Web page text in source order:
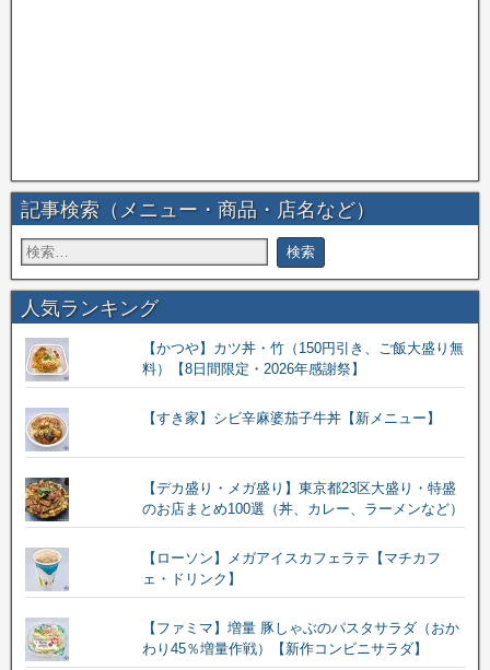
記事検索（メニュー・商品・店名など）
人気ランキング
【かつや】カツ丼・竹（150円引き、ご飯大盛り無
料）【8日間限定・2026年感謝祭】
【すき家】シビ辛麻婆茄子牛丼【新メニュー】
【デカ盛り・メガ盛り】東京都23区大盛り・特盛
のお店まとめ100選（丼、カレー、ラーメンなど）
【ローソン】メガアイスカフェラテ【マチカフ
ェ・ドリンク】
【ファミマ】増量 豚しゃぶのパスタサラダ（おか
わり45％増量作戦）【新作コンビニサラダ】